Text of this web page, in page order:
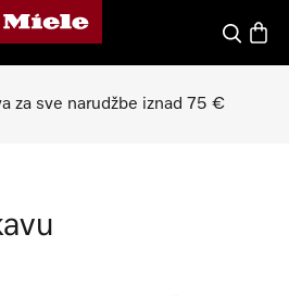
početna stranica
Pretraga
za sve narudžbe iznad 75 €